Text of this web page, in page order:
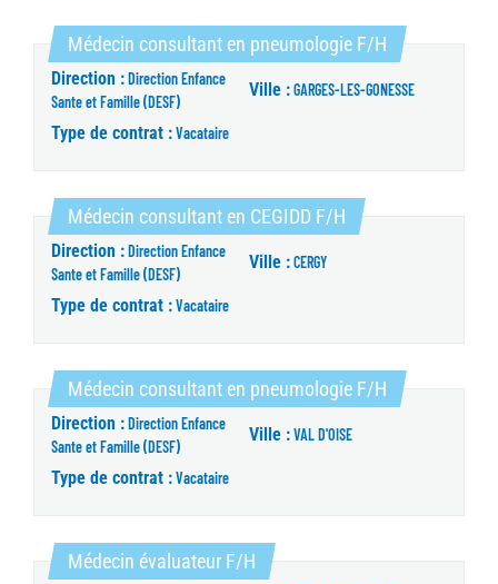
Médecin consultant en pneumologie F/H (Nouvelle
Direction :Direction Enfance
Sante et Famille (DESF)
Ville :GARGES-LES-GONESSE
Type de contrat :Vacataire
Médecin consultant en CEGIDD F/H (Nouvelle fenêtre)
Direction :Direction Enfance
Sante et Famille (DESF)
Ville :CERGY
Type de contrat :Vacataire
Médecin consultant en pneumologie F/H (Nouvelle
Direction :Direction Enfance
Sante et Famille (DESF)
Ville :VAL D'OISE
Type de contrat :Vacataire
Médecin évaluateur F/H (Nouvelle fenêtre)